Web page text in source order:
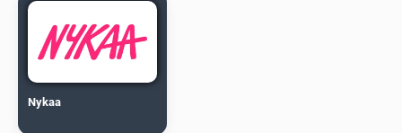
Nykaa